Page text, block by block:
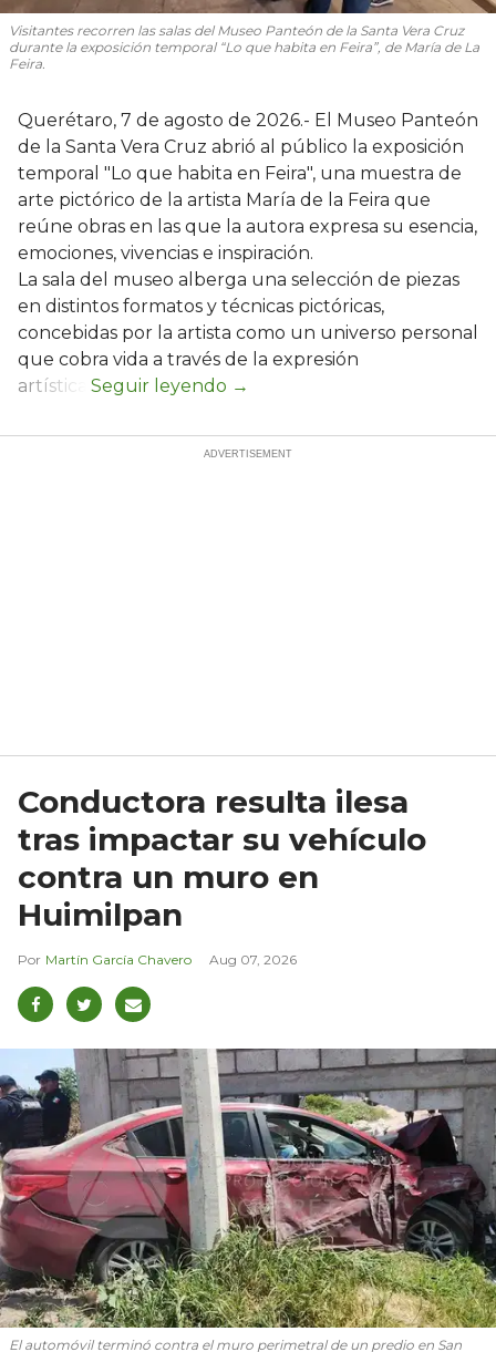
Visitantes recorren las salas del Museo Panteón de la Santa Vera Cruz
durante la exposición temporal “Lo que habita en Feira”, de María de La
Feira.
Querétaro, 7 de agosto de 2026.- El Museo Panteón
de la Santa Vera Cruz abrió al público la exposición
temporal "Lo que habita en Feira", una muestra de
arte pictórico de la artista María de la Feira que
reúne obras en las que la autora expresa su esencia,
emociones, vivencias e inspiración.
La sala del museo alberga una selección de piezas
en distintos formatos y técnicas pictóricas,
concebidas por la artista como un universo personal
que cobra vida a través de la expresión
artística.
Conductora resulta ilesa
tras impactar su vehículo
contra un muro en
Huimilpan
Martín García Chavero Aug 07, 2026
El automóvil terminó contra el muro perimetral de un predio en San